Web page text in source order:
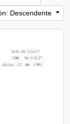
Descendente